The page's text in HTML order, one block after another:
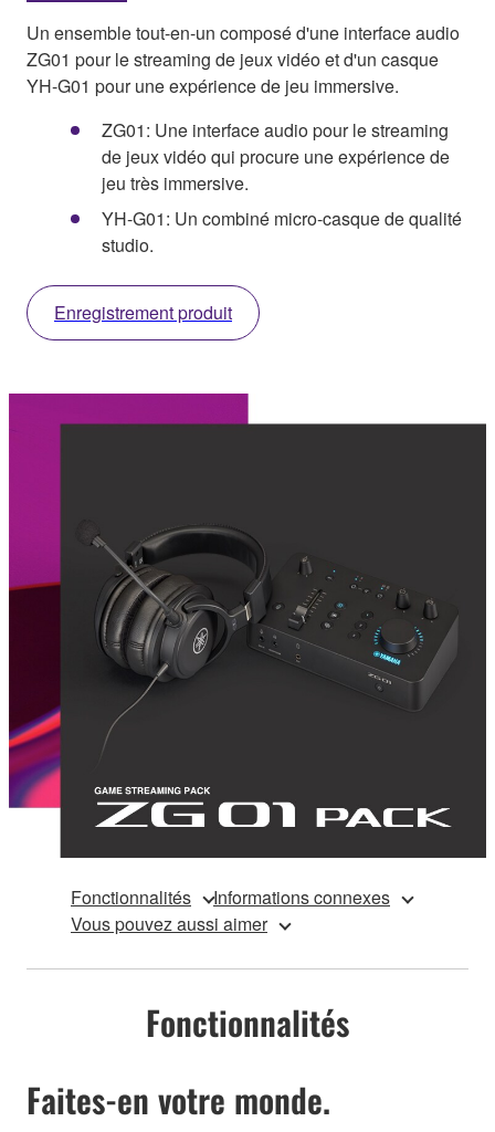
Un ensemble tout-en-un composé d'une interface audio
ZG01 pour le streaming de jeux vidéo et d'un casque
YH-G01 pour une expérience de jeu immersive.
ZG01: Une interface audio pour le streaming
de jeux vidéo qui procure une expérience de
jeu très immersive.
YH-G01: Un combiné micro-casque de qualité
studio.
Enregistrement produit
Fonctionnalités
Informations connexes
Vous pouvez aussi aimer
Fonctionnalités
Faites-en votre monde.